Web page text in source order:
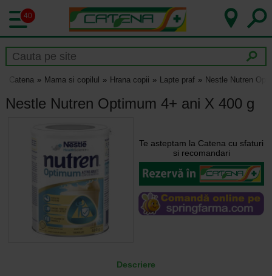
40
Catena Mama si copilul Hrana copii Lapte praf Nestle Nutren
Nestle Nutren Optimum 4+ ani X 400 g
Te asteptam la Catena cu sfaturi
si recomandari
Descriere